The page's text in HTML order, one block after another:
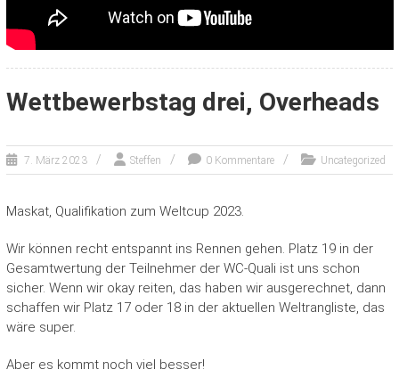
Wettbewerbstag drei, Overheads
7. März 2023 Steffen 0 Kommentare Uncategorized
Maskat, Qualifikation zum Weltcup 2023.
Wir können recht entspannt ins Rennen gehen. Platz 19 in der
Gesamtwertung der Teilnehmer der WC-Quali ist uns schon
sicher. Wenn wir okay reiten, das haben wir ausgerechnet, dann
schaffen wir Platz 17 oder 18 in der aktuellen Weltrangliste, das
wäre super.
Aber es kommt noch viel besser!